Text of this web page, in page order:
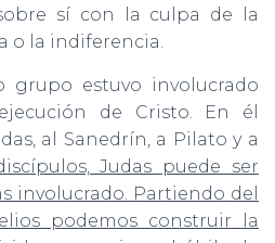
sí con la culpa de la
o la indiferencia.
grupo estuvo involucrado
de Cristo. En él
al Sanedrín, a Pilato y a
Judas puede ser
involucrado. Partiendo del
podemos construir la